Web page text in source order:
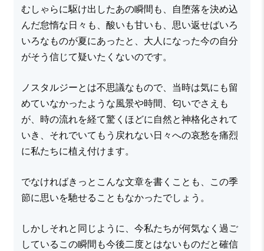
むしゃらに駆け出したあの瞬間も、自堕落を決め込
んだ怠惰な日々も、酸いも甘いも、思い返せばいろ
いろなものが夏にあったと、大人になった今の自分
がそう信じて疑いたくないのです。
ノスタルジーとは不思議なもので、当時は気にも留
めていなかったような風景や時間、匂いでさえも
が、時の流れを経て驚くほどに自然と神格化されて
いき、それでいてもう戻れない日々への哀愁を痛烈
に私たちに植え付けます。
でなければきっとこんな文章を書くことも、この季
節に思いを馳せることもなかったでしょう。
しかしそれと同じように、今私たちが何気なく過ご
しているこの瞬間も今後二度とはないものだと確信